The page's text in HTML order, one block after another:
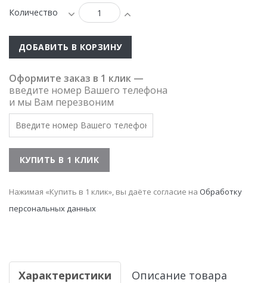
Количество
ДОБАВИТЬ В КОРЗИНУ
Оформите заказ в 1 клик —
введите номер Вашего телефона
и мы Вам перезвоним
Нажимая «Купить в 1 клик», вы даёте согласие на Обработку
персональных данных
Характеристики Описание товара